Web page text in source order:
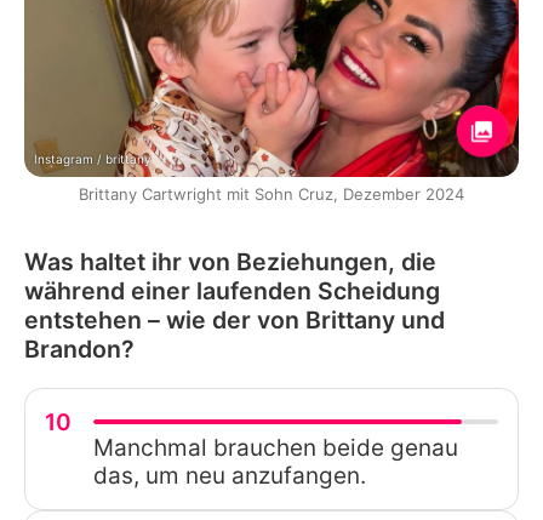
Instagram / brittany
Brittany Cartwright mit Sohn Cruz, Dezember 2024
Was haltet ihr von Beziehungen, die
während einer laufenden Scheidung
entstehen – wie der von Brittany und
Brandon?
10
Manchmal brauchen beide genau
das, um neu anzufangen.